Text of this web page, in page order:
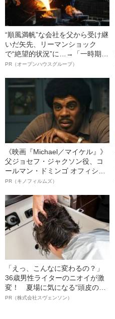
“順風満帆”な会社を父から受け継
いだ矢先、リーマンショック
で“絶望的状況”に…→「一時期は
納品3年待ち」のヒット商品を生
明かす、“逆転の戦術”
PR（オープンハウスグループ）
《映画『Michael／マイケル』》
父ジョセフ・ジャクソン役、コ
ールマン・ドミンゴ オフィシャ
ルインタビュー“観客を魅了した
語る”《日本興収70億円突破》
PR（キノフィルムズ）
「えっ、こんなに変わるの？」
36歳男性ライターのニオイが激
変！ 夏場に気になる“頭皮のニ
オイ”や“ベタつき”を解消す
PR（株式会社スヴェンソン）